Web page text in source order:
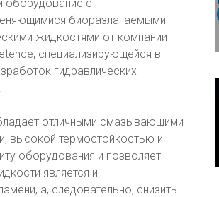
оборудование с
биоразлагаемыми
жидкостями от компании
специализирующейся в
гидравлических
отличными смазывающими
высокой термостойкостью и
оборудования и позволяет
является и
а, следовательно, снизить